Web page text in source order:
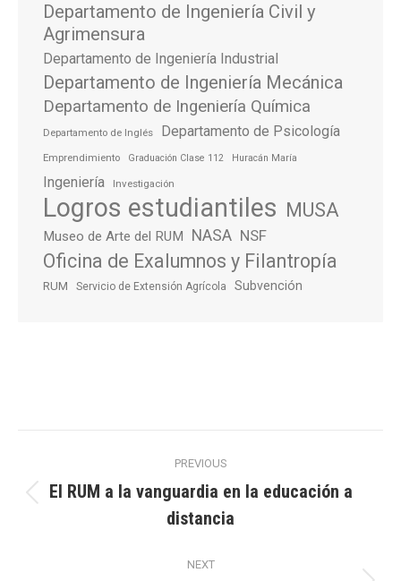
Departamento de Ingeniería Civil y
Agrimensura
Departamento de Ingeniería Industrial
Departamento de Ingeniería Mecánica
Departamento de Ingeniería Química
Departamento de Inglés Departamento de Psicología
Emprendimiento Graduación Clase 112 Huracán María
Ingeniería Investigación
Logros estudiantiles MUSA
Museo de Arte del RUM NASA NSF
Oficina de Exalumnos y Filantropía
RUM Servicio de Extensión Agrícola Subvención
navigation
PREVIOUS
post:
El RUM a la vanguardia en la educación a
distancia
NEXT